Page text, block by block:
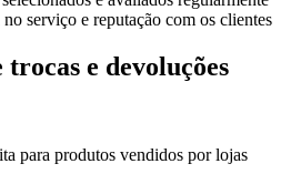
serviço e reputação com os clientes
e devoluções
para produtos vendidos por lojas